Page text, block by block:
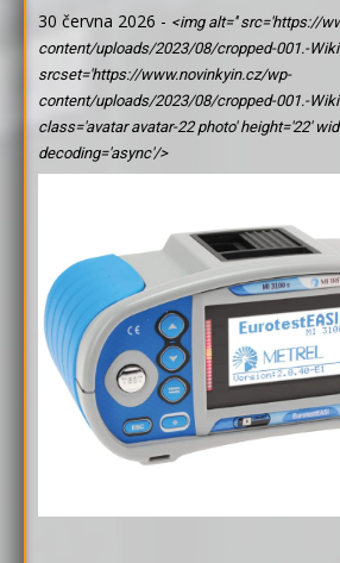
30 června 2026 - <img alt='' src='https://
content/uploads/2023/08/cropped-001.-
srcset='https://www.novinkyin.cz/wp-
content/uploads/2023/08/cropped-001.-
class='avatar avatar-22 photo' height='22'
decoding='async'/>